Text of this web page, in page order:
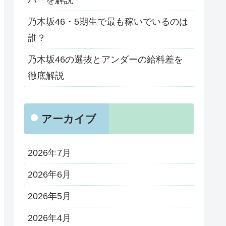
乃木坂46・5期生で最も稼いでいるのは
誰？
乃木坂46の選抜とアンダーの給料差を
徹底解説
アーカイブ
2026年7月
2026年6月
2026年5月
2026年4月